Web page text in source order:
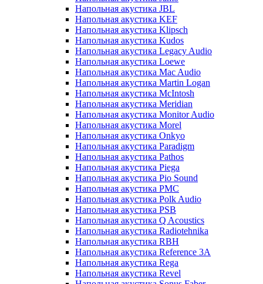
Напольная акустика JBL
Напольная акустика KEF
Напольная акустика Klipsch
Напольная акустика Kudos
Напольная акустика Legacy Audio
Напольная акустика Loewe
Напольная акустика Mac Audio
Напольная акустика Martin Logan
Напольная акустика McIntosh
Напольная акустика Meridian
Напольная акустика Monitor Audio
Напольная акустика Morel
Напольная акустика Onkyo
Напольная акустика Paradigm
Напольная акустика Pathos
Напольная акустика Piega
Напольная акустика Pio Sound
Напольная акустика PMC
Напольная акустика Polk Audio
Напольная акустика PSB
Напольная акустика Q Acoustics
Напольная акустика Radiotehnika
Напольная акустика RBH
Напольная акустика Reference 3A
Напольная акустика Rega
Напольная акустика Revel